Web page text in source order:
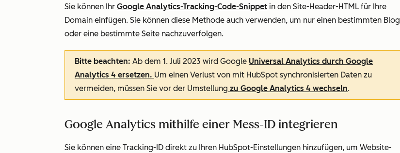
Sie können Ihr Google Analytics-Tracking-Code-Snippet in den Site-Header-HTML für Ihre
Domain einfügen. Sie können diese Methode auch verwenden, um nur einen bestimmten Blog
oder eine bestimmte Seite nachzuverfolgen.
Bitte beachten: Ab dem 1. Juli 2023 wird Google Universal Analytics durch Google
Analytics 4 ersetzen. Um einen Verlust von mit HubSpot synchronisierten Daten zu
vermeiden, müssen Sie vor der Umstellung zu Google Analytics 4 wechseln.
Google Analytics mithilfe einer Mess-ID integrieren
Sie können eine Tracking-ID direkt zu Ihren HubSpot-Einstellungen hinzufügen, um Website-